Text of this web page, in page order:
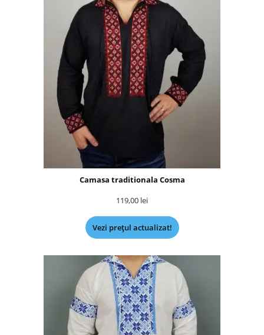
Camasa traditionala Cosma
119,00 lei
Vezi prețul actualizat!